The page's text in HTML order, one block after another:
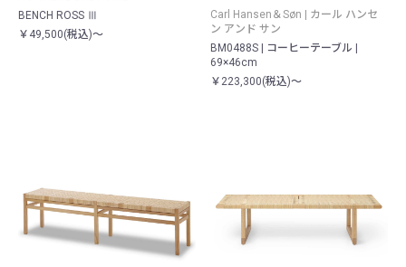
BENCH ROSS Ⅲ
￥49,500(税込)～
Carl Hansen＆Søn | カール ハンセ
ン アンド サン
BM0488S | コーヒーテーブル |
69×46cm
￥223,300(税込)～